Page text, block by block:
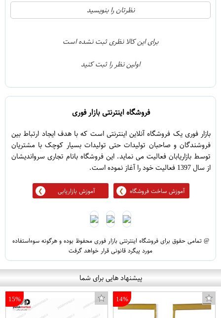
0
0
نظرتان را بنویسید
برای این کالا نظری ثبت نشده است
اولین نظر را ثبت کنید
فروشگاه اینترنتی بازار فوری
بازار فوری یک فروشگاه آنلاین اینترنتی است که با هدف ایجاد ارتباط بین
فروشندگان و صاحبان تولیدات حتی تولیدات بسیار کوچک با مشتریان
توسط بازاریابان فعالیت می نماید. این فروشگاه بانام تجاری سرواندیشان
از سال 1397 فعالیت خود را آغاز نموده است.
آموزش ساخت فروشگاه آموزش بازاریابی
@ تمامی حقوق برای فروشگاه اینترنتی بازار فوری محفوظ بوده و هرگونه سوءاستفاده
مورد پیگرد قانونی قرار خواهد گرفت
پیشنهاد هایی برای شما
14%
15%